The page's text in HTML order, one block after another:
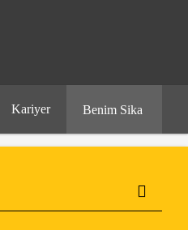
Kariyer Benim Sika